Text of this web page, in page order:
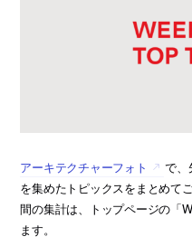
アーキテクチャーフォト
で、
を集めたトピックスをまとめて
間の集計は、トップページの「
ます。